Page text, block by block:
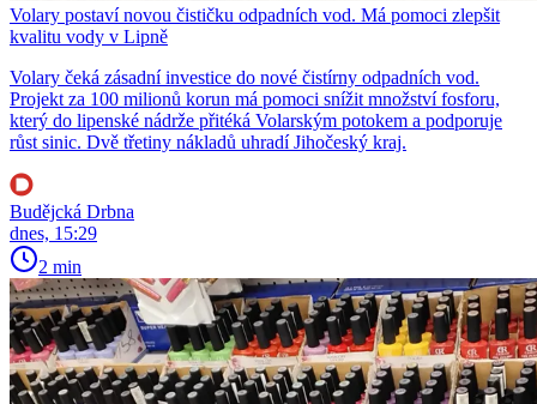
Volary postaví novou čističku odpadních vod. Má pomoci zlepšit
kvalitu vody v Lipně
Volary čeká zásadní investice do nové čistírny odpadních vod.
Projekt za 100 milionů korun má pomoci snížit množství fosforu,
který do lipenské nádrže přitéká Volarským potokem a podporuje
růst sinic. Dvě třetiny nákladů uhradí Jihočeský kraj.
Budějcká Drbna
dnes, 15:29
2 min